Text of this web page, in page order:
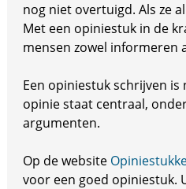
nog niet overtuigd. Als ze
Met een opiniestuk in de
mensen zowel informeren
Een opiniestuk schrijven is
opinie staat centraal,
argumenten.
Op de website
voor een goed opiniestuk.